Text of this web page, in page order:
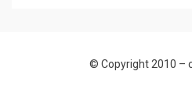
© Copyright 2010 –